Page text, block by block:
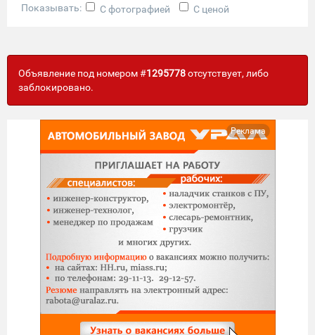
Показывать: С фотографией С ценой
Объявление под номером #1295778отсутствует, либо
заблокировано.
Реклама